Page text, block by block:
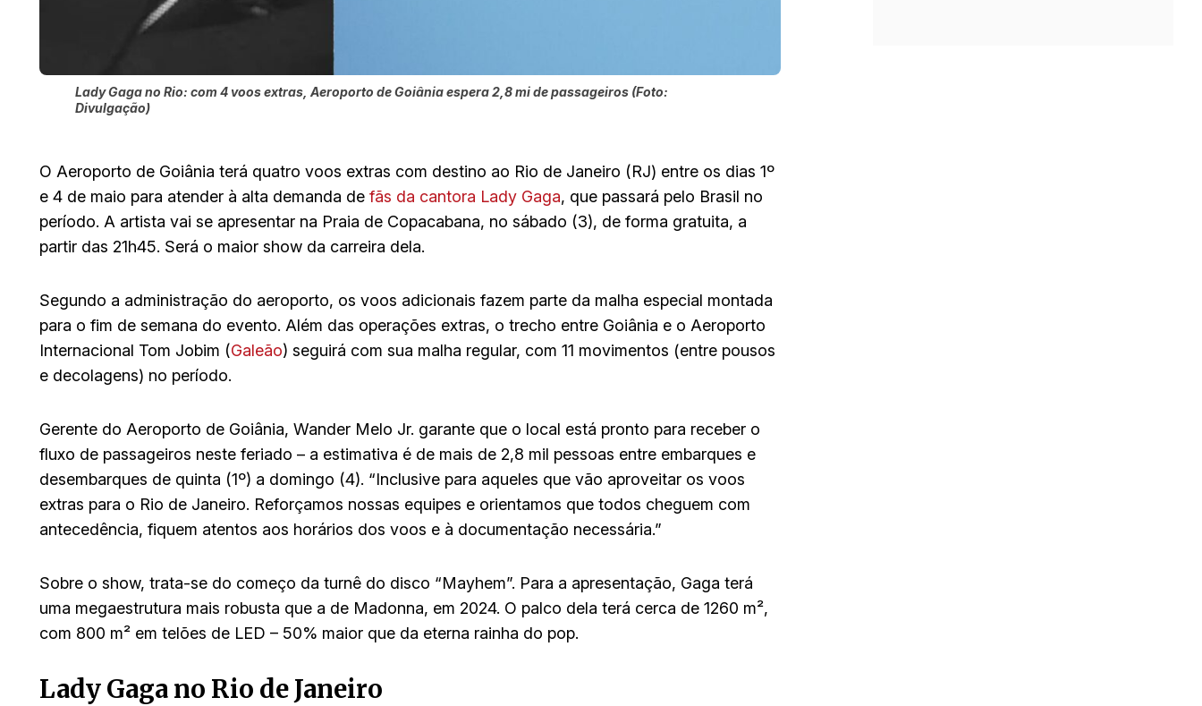
Lady Gaga no Rio: com 4 voos extras, Aeroporto de Goiânia espera 2,8 mi de passageiros (Foto:
Divulgação)
O Aeroporto de Goiânia terá quatro voos extras com destino ao Rio de Janeiro (RJ) entre os dias 1º
e 4 de maio para atender à alta demanda de fãs da cantora Lady Gaga, que passará pelo Brasil no
período. A artista vai se apresentar na Praia de Copacabana, no sábado (3), de forma gratuita, a
partir das 21h45. Será o maior show da carreira dela.
Segundo a administração do aeroporto, os voos adicionais fazem parte da malha especial montada
para o fim de semana do evento. Além das operações extras, o trecho entre Goiânia e o Aeroporto
Internacional Tom Jobim (Galeão) seguirá com sua malha regular, com 11 movimentos (entre pousos
e decolagens) no período.
Gerente do Aeroporto de Goiânia, Wander Melo Jr. garante que o local está pronto para receber o
fluxo de passageiros neste feriado – a estimativa é de mais de 2,8 mil pessoas entre embarques e
desembarques de quinta (1º) a domingo (4). “Inclusive para aqueles que vão aproveitar os voos
extras para o Rio de Janeiro. Reforçamos nossas equipes e orientamos que todos cheguem com
antecedência, fiquem atentos aos horários dos voos e à documentação necessária.”
Sobre o show, trata-se do começo da turnê do disco “Mayhem”. Para a apresentação, Gaga terá
uma megaestrutura mais robusta que a de Madonna, em 2024. O palco dela terá cerca de 1260 m²,
com 800 m² em telões de LED – 50% maior que da eterna rainha do pop.
Lady Gaga no Rio de Janeiro